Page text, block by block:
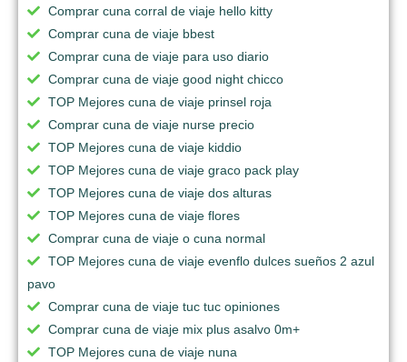
Comprar cuna corral de viaje hello kitty
Comprar cuna de viaje bbest
Comprar cuna de viaje para uso diario
Comprar cuna de viaje good night chicco
TOP Mejores cuna de viaje prinsel roja
Comprar cuna de viaje nurse precio
TOP Mejores cuna de viaje kiddio
TOP Mejores cuna de viaje graco pack play
TOP Mejores cuna de viaje dos alturas
TOP Mejores cuna de viaje flores
Comprar cuna de viaje o cuna normal
TOP Mejores cuna de viaje evenflo dulces sueños 2 azul
pavo
Comprar cuna de viaje tuc tuc opiniones
Comprar cuna de viaje mix plus asalvo 0m+
TOP Mejores cuna de viaje nuna